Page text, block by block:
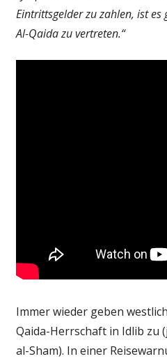
Eintrittsgelder zu zahlen, ist es
Al-Qaida zu vertreten.“
Immer wieder geben
Qaida-Herrschaft in Idlib zu
al-Sham). In einer